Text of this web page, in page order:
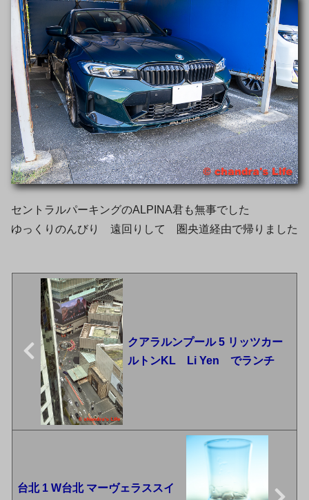
セントラルパーキングのALPINA君も無事でした
ゆっくりのんびり 遠回りして 圏央道経由で帰りました
クアラルンプール 5 リッツカー
ルトンKL Li Yen でランチ
台北 1 W台北 マーヴェラススイ